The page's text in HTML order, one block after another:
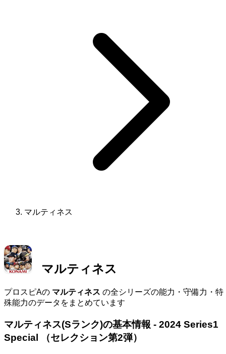
マルティネス
マルティネス
プロスピAの マルティネス の全シリーズの能力・守備力・特
殊能力のデータをまとめています
マルティネス(Sランク)の基本情報 - 2024 Series1
Special （セレクション第2弾）